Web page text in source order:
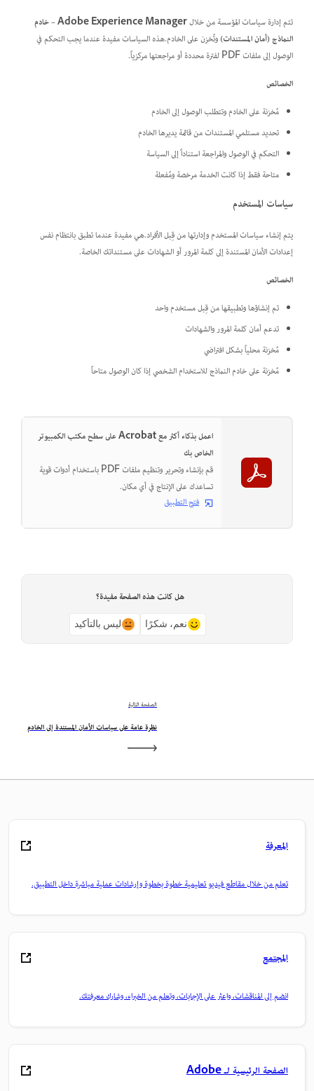
تتم إدارة سياسات المؤسسة من خلال
Adobe Experience Manager – خادم
النماذج (أمان المستندات)وتُخزن على الخادم.هذه السياسات مفيدة عندما يجب التحكم في
الوصول إلى ملفات PDF لفترة محددة أو مراجعتها مركزياً.
الخصائص
مُخزنة على الخادم وتتطلب الوصول إلى الخادم
تحديد مستلمي المستندات من قائمة يديرها الخادم
التحكم في الوصول والمراجعة استناداً إلى السياسة
متاحة فقط إذا كانت الخدمة مرخصة ومُفعلة
سياسات المستخدم
يتم إنشاء سياسات المستخدم وإدارتها من قِبل الأفراد.هي مفيدة عندما تطبق بانتظام نفس
إعدادات الأمان المستندة إلى كلمة المرور أو الشهادات على مستنداتك الخاصة.
الخصائص
تم إنشاؤها وتطبيقها من قِبل مستخدم واحد
تدعم أمان كلمة المرور والشهادات
مُخزنة محلياً بشكل افتراضي
مُخزنة على خادم النماذج للاستخدام الشخصي إذا كان الوصول متاحاً
اعمل بذكاء أكثر مع Acrobat على سطح مكتب الكمبيوتر
الخاص بك
قم بإنشاء وتحرير وتنظيم ملفات PDF باستخدام أدوات قوية
تساعدك على الإنتاج في أي مكان.
فتح التطبيق
هل كانت هذه الصفحة مفيدة؟
نعم، شكرًا ليس بالتأكيد
الصفحة التالية
نظرة عامة على سياسات الأمان المستندة إلى الخادم
المعرفة
تعلم من خلال مقاطع فيديو تعليمية خطوة بخطوة وإرشادات عملية مباشرة داخل التطبيق.
المجتمع
انضم إلى المناقشات، واعثر على الإجابات، وتعلم من الخبراء، وشارك معرفتك.
الصفحة الرئيسية لـ Adobe